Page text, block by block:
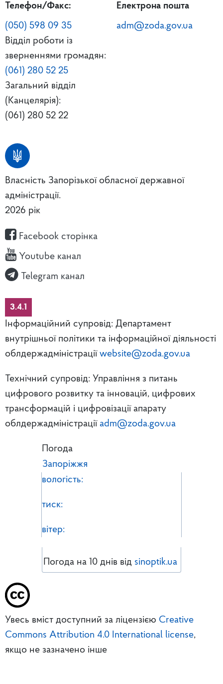
Телефон/Факс:
(050) 598 09 35
Відділ роботи із
зверненнями громадян:
(061) 280 52 25
Загальний відділ
(Канцелярія):
(061) 280 52 22
Електрона пошта
adm@zoda.gov.ua
Власність Запорізької обласної державної
адміністрації.
2026 рік
Facebook сторінка
Youtube канал
Telegram канал
3.4.1
Інформаційний супровід: Департамент
внутрішньої політики та інформаційної діяльності
облдержадміністрації website@zoda.gov.ua
Технічний супровід: Управління з питань
цифрового розвитку та інновацій, цифрових
трансформацій і цифровізації апарату
облдержадміністрації adm@zoda.gov.ua
Погода
Запоріжжя
вологість:
тиск:
вітер:
Погода на 10 днів від sinoptik.ua
Увесь вміст доступний за ліцензією Creative
Commons Attribution 4.0 International license,
якщо не зазначено інше